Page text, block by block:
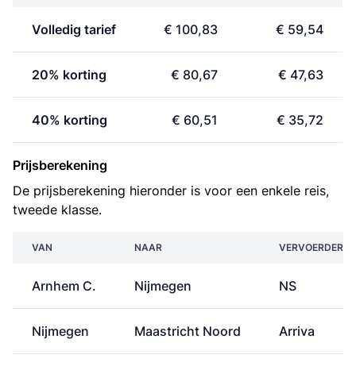
Volledig tarief € 100,83 € 59,54
20% korting € 80,67 € 47,63
40% korting € 60,51 € 35,72
Prijsberekening
De prijsberekening hieronder is voor een enkele reis,
tweede klasse.
VAN NAAR VERVOERDER
Arnhem C. Nijmegen NS
Nijmegen Maastricht Noord Arriva